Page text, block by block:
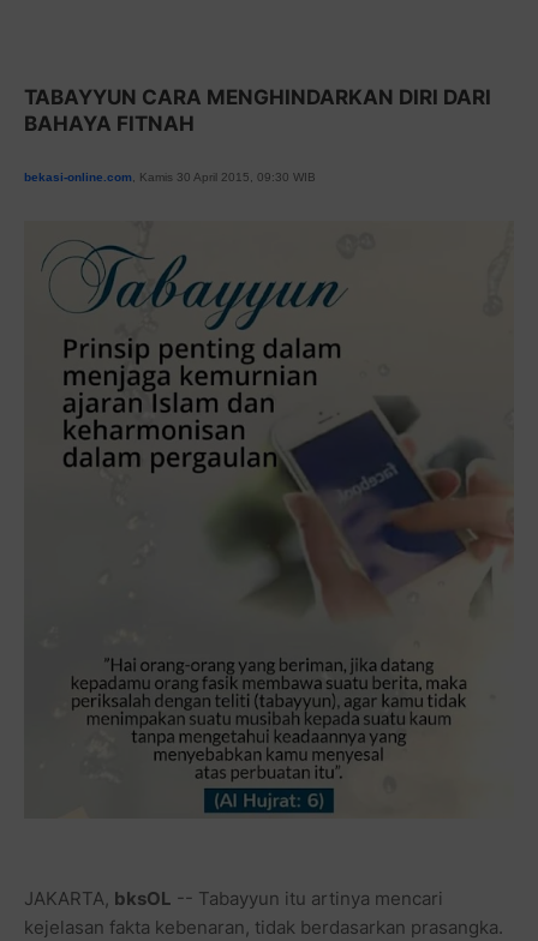
TABAYYUN CARA MENGHINDARKAN DIRI DARI
BAHAYA FITNAH
bekasi-online.com , Kamis 30 April 2015, 09:30 WIB
JAKARTA, bksOL -- Tabayyun itu artinya mencari
kejelasan fakta kebenaran, tidak berdasarkan prasangka.